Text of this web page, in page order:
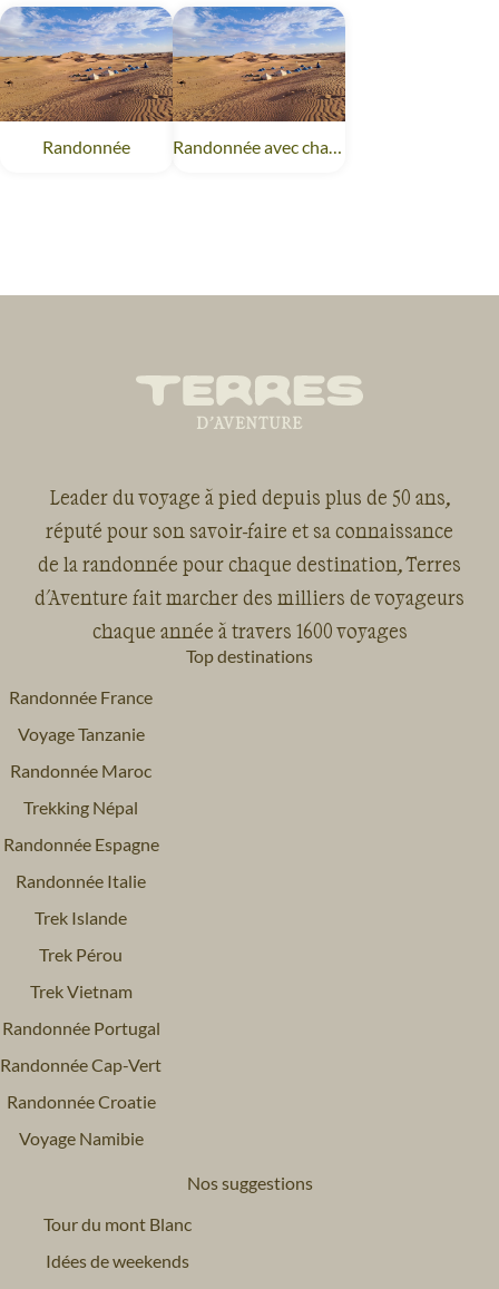
Randonnée Randonnée avec chameau
Leader du voyage à pied depuis plus de 50 ans,
réputé pour son savoir-faire et sa connaissance
de la randonnée pour chaque destination, Terres
d'Aventure fait marcher des milliers de voyageurs
chaque année à travers 1600 voyages
Top destinations
Randonnée France
Voyage Tanzanie
Randonnée Maroc
Trekking Népal
Randonnée Espagne
Randonnée Italie
Trek Islande
Trek Pérou
Trek Vietnam
Randonnée Portugal
Randonnée Cap-Vert
Randonnée Croatie
Voyage Namibie
Nos suggestions
Tour du mont Blanc
Idées de weekends